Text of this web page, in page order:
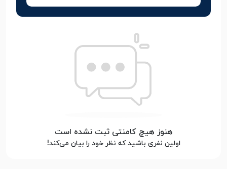
هنوز هیچ کامنتی ثبت نشده است
اولین نفری باشید که نظر خود را بیان می‌کند!